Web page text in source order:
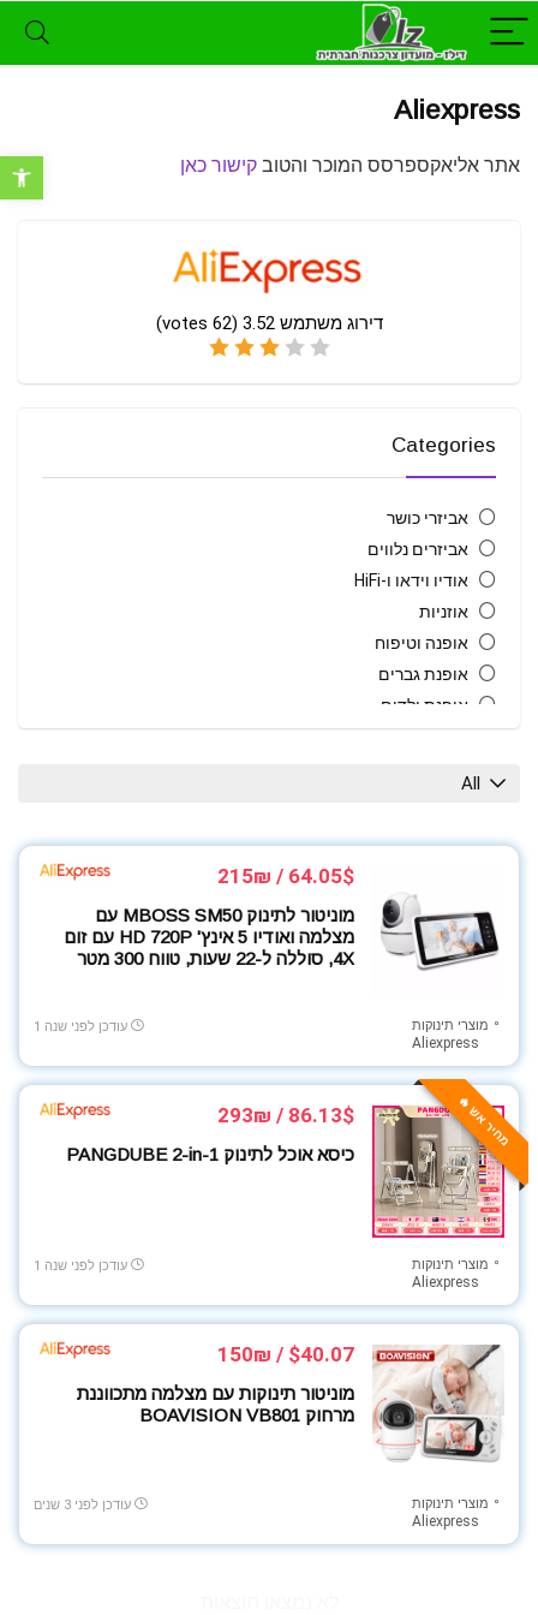
פתח
Aliexpress
אתר אליאקספרסס המוכר והטוב קישור כאן
דירוג משתמש3.52
(
62
Categories
אביזרי כושר
אביזרים נלווים
אודיו וידאו ו-HiFi
אוזניות
אופנה וטיפוח
אופנת גברים
אופנת ילדים
בית חכם
גאדג'טים
גיימינג
הנעלה
חיות מחמד
טאבלטים
טלויזיות
כבלים ומטענים
כלי עבודה
לרכב
מוצרי חשמל
מוצרי חשמל למטבח
מוצרי צריכה ופארם
מוצרי תינוקות
מוצרים לבית
מוצרים לילדים
מחשבים ניידים
מכונות קפה
מכוניות בשלט רחוק
All
64.05$ / 215₪
מוניטור לתינוק MBOSS SM50 עם
מצלמה ואודיו 5 אינץ' HD 720P עם זום
4X, סוללה ל-22 שעות, טווח 300 מטר
מוצרי תינוקות
Aliexpress
עודכן לפני שנה 1
מחיר אש 🔥 86.13$ / 293₪
כיסא אוכל לתינוק PANGDUBE 2-in-1
מוצרי תינוקות
Aliexpress
עודכן לפני שנה 1
$40.07 / 150₪
מוניטור תינוקות עם מצלמה מתכווננת
מרחוק BOAVISION VB801
מוצרי תינוקות
Aliexpress
עודכן לפני 3 שנים